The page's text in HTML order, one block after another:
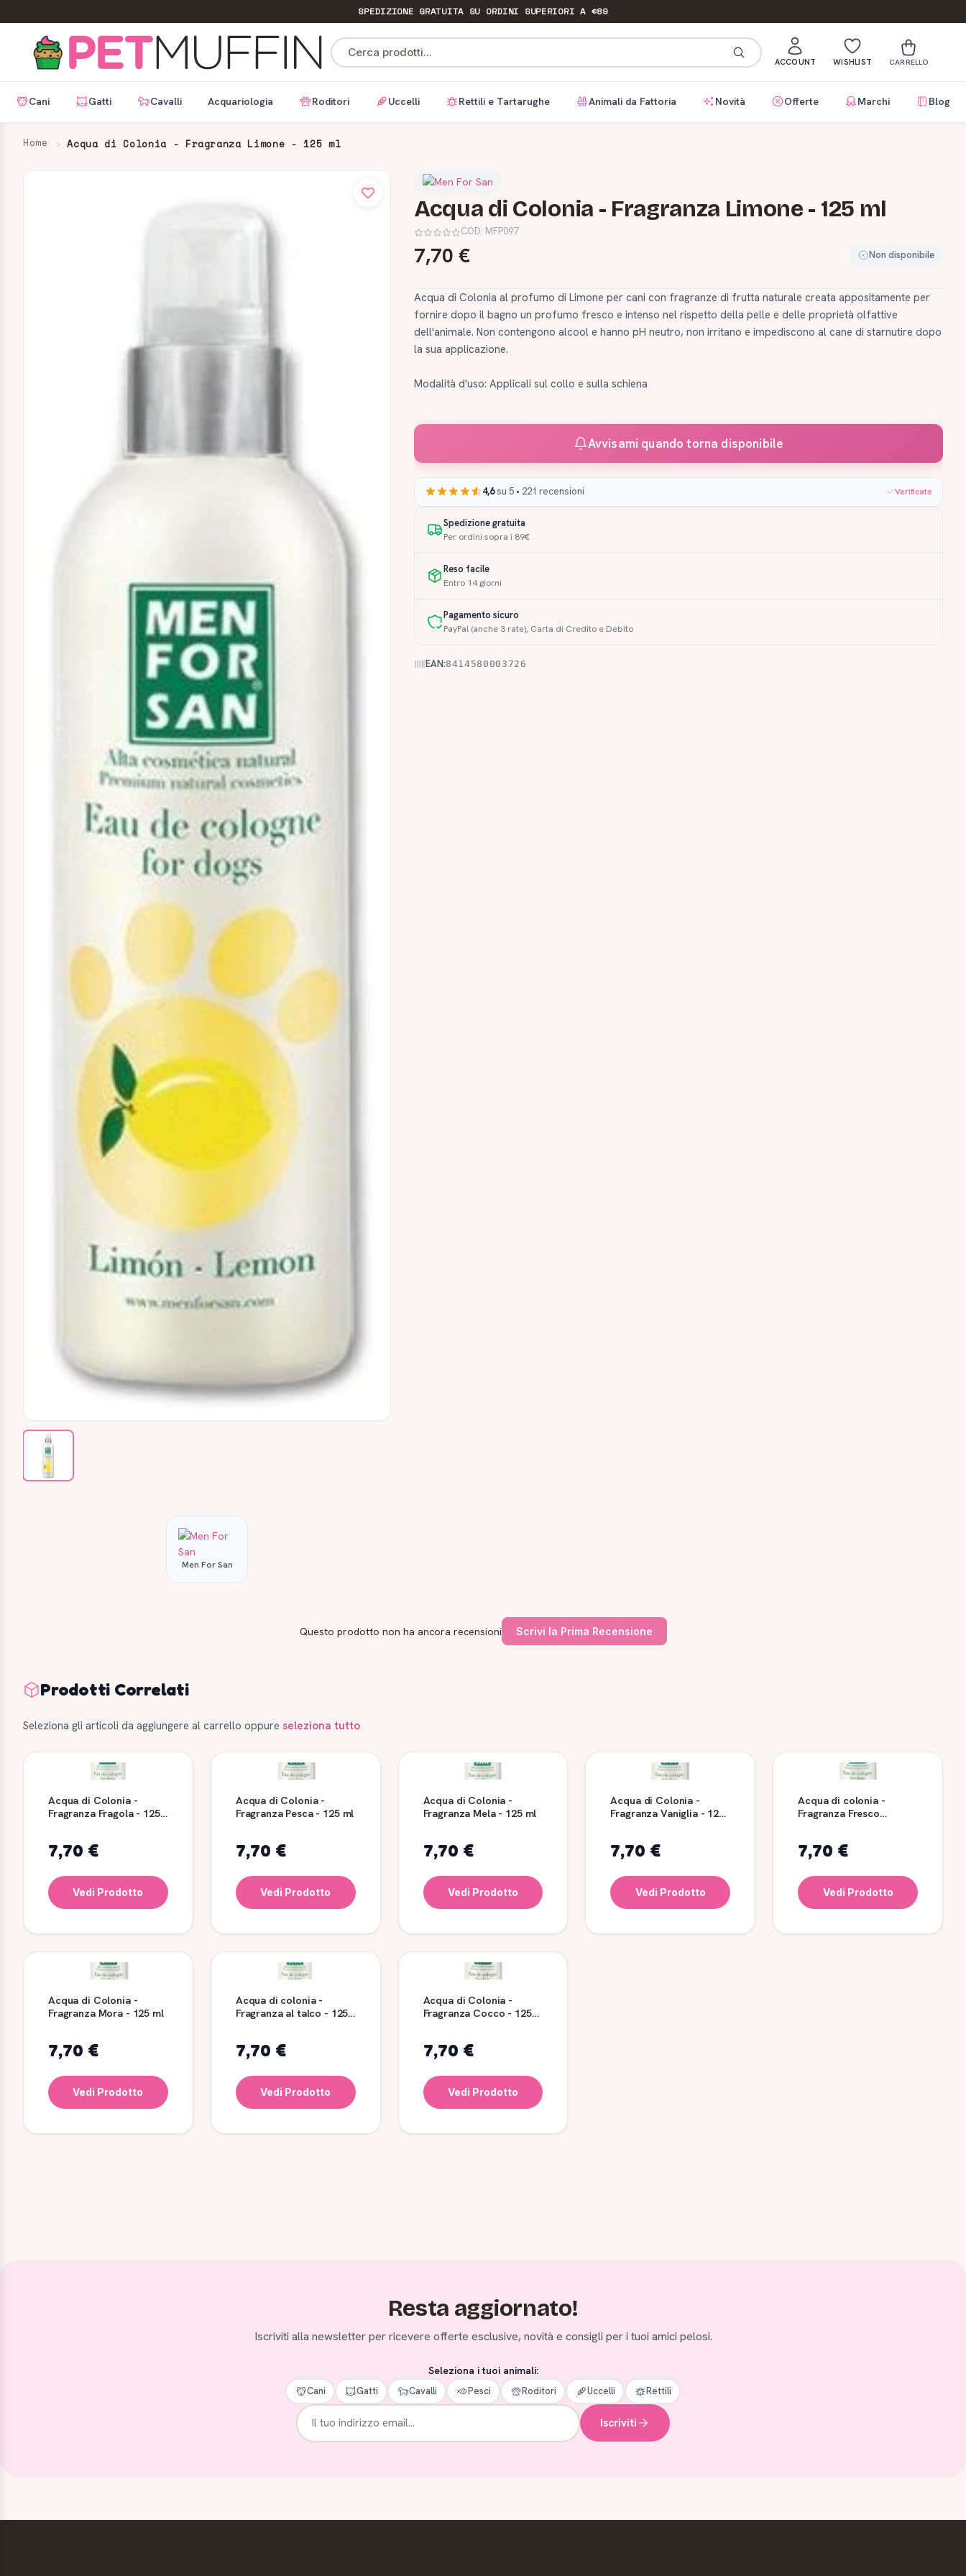
SPEDIZIONE GRATUITASU ORDINI SUPERIORI A €89
Cerca prodotti...
ACCOUNT WISHLIST CARRELLO
Cani Gatti Cavalli Acquariologia Roditori Uccelli Rettili e Tartarughe Animali da Fattoria Novità Offerte Marchi Blog
Home Acqua di Colonia - Fragranza Limone - 125 ml
Acqua di Colonia - Fragranza Limone - 125 ml
COD: MFP097
7,70 € Non disponibile
Acqua di Colonia al profumo di Limone per cani con fragranze di frutta naturale creata appositamente per
fornire dopo il bagno un profumo fresco e intenso nel rispetto della pelle e delle proprietà olfattive
dell'animale. Non contengono alcool e hanno pH neutro, non irritano e impediscono al cane di starnutire dopo
la sua applicazione.
Modalità d'uso: Applicali sul collo e sulla schiena
Avvisami quando torna disponibile
4,6su 5 • 221 recensioni Verificate
Spedizione gratuita
Per ordini sopra i 89€
Reso facile
Entro 14 giorni
Pagamento sicuro
PayPal (anche 3 rate), Carta di Credito e Debito
EAN:8414580003726
Men For San
Questo prodotto non ha ancora recensioni Scrivi la Prima Recensione
Prodotti Correlati
Seleziona gli articoli da aggiungere al carrello oppure seleziona tutto
Acqua di Colonia -
Fragranza Fragola - 125
7,70 €
Vedi Prodotto
Acqua di Colonia -
Fragranza Pesca - 125 ml
7,70 €
Vedi Prodotto
Acqua di Colonia -
Fragranza Mela - 125 ml
7,70 €
Vedi Prodotto
Acqua di Colonia -
Fragranza Vaniglia - 125
7,70 €
Vedi Prodotto
Acqua di colonia -
Fragranza Fresco
7,70 €
Vedi Prodotto
Acqua di Colonia -
Fragranza Mora - 125 ml
7,70 €
Vedi Prodotto
Acqua di colonia -
Fragranza al talco - 125
7,70 €
Vedi Prodotto
Acqua di Colonia -
Fragranza Cocco - 125
7,70 €
Vedi Prodotto
Resta aggiornato!
Iscriviti alla newsletter per ricevere offerte esclusive, novità e consigli per i tuoi amici pelosi.
Seleziona i tuoi animali:
Cani Gatti Cavalli Pesci Roditori Uccelli Rettili
Iscriviti